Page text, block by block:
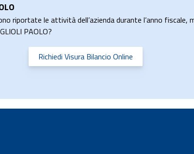
riportate le attività dell’azienda durante l’anno fiscale,
PAOLO?
Richiedi Visura Bilancio Online